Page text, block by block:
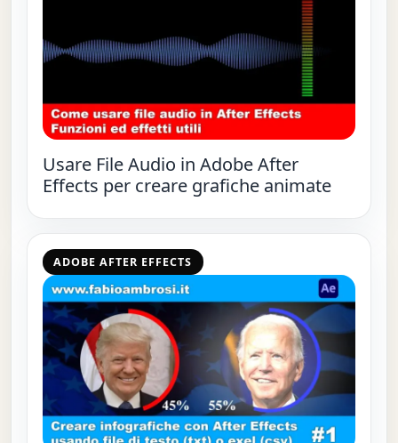
Usare File Audio in Adobe After
Effects per creare grafiche animate
ADOBE AFTER EFFECTS